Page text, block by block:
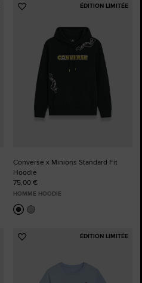
ÉDITION LIMITÉE
Ajouter
Converse x Minions Standard Fit
Hoodie
75,00 €
HOMME HOODIE
ÉDITION LIMITÉE
Ajouter